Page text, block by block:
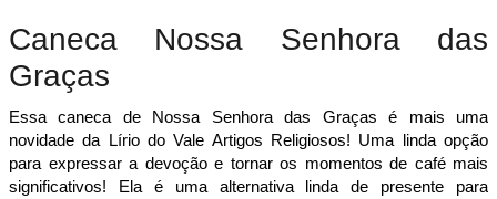
Caneca Nossa Senhora das
Graças
Essa caneca de Nossa Senhora das Graças é mais uma
novidade da Lírio do Vale Artigos Religiosos! Uma linda opção
para expressar a devoção e tornar os momentos de café mais
significativos! Ela é uma alternativa linda de presente para